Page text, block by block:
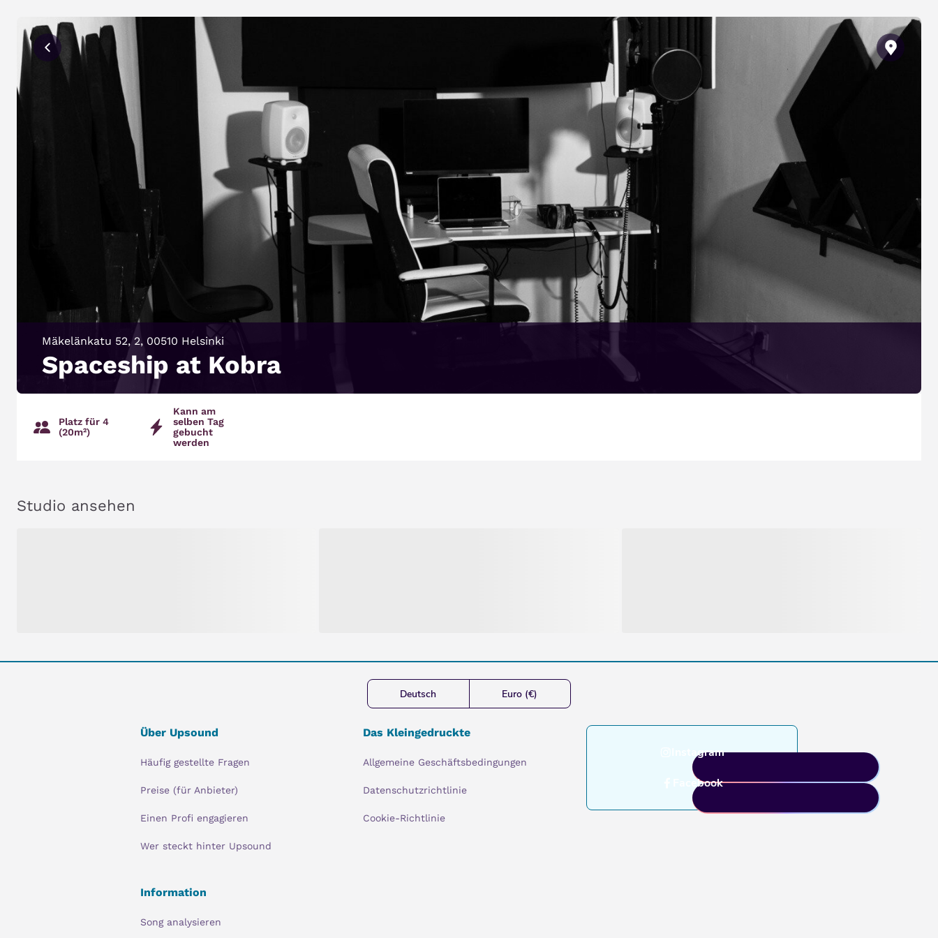
Spaceship at Kobra
Mäkelänkatu 52, 2, 00510 Helsinki
Platz für 4
(20m²)
Kann am
selben Tag
gebucht
werden
Studio ansehen
Deutsch Euro (€)
Über Upsound
Häufig gestellte Fragen
Preise (für Anbieter)
Einen Profi engagieren
Wer steckt hinter Upsound
Das Kleingedruckte
Allgemeine Geschäftsbedingungen
Datenschutzrichtlinie
Cookie-Richtlinie
Instagram
Facebook
Information
Song analysieren